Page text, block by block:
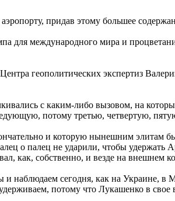
придав этому большее
для международного мира и
геополитических экспертиз
с каким-либо вызовом, на
потому третью, четвертую,
и которую нынешним элитам
о палец не ударили, чтобы
как, собственно, и везде на внешнем
сегодня, как на Украине, в
потому что Лукашенко в свое